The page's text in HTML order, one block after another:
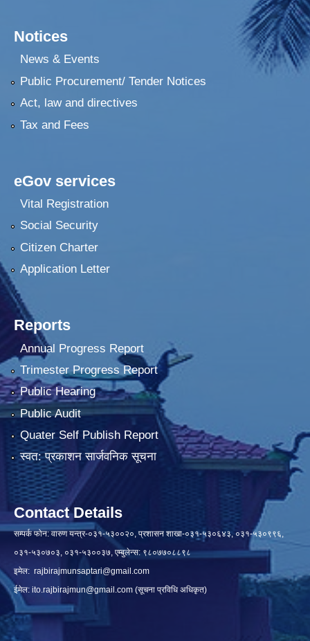
Notices
News & Events
Public Procurement/ Tender Notices
Act, law and directives
Tax and Fees
eGov services
Vital Registration
Social Security
Citizen Charter
Application Letter
Reports
Annual Progress Report
Trimester Progress Report
Public Hearing
Public Audit
Quater Self Publish Report
स्वत: प्रकाशन सार्जवनिक सूचना
Contact Details
सम्पर्क फोन: वारुण यन्त्र-०३१-५३००२०, प्रशासन शाखा-०३१-५३०६४३, ०३१-५३०९९६,
०३१-५३०७०३, ०३१-५३००३७, एम्बुलेन्स: ९८०७७०८८९८
इमेल: rajbirajmunsaptari@gmail.com
ईमेल: ito.rajbirajmun@gmail.com (सूचना प्रविधि अधिकृत)